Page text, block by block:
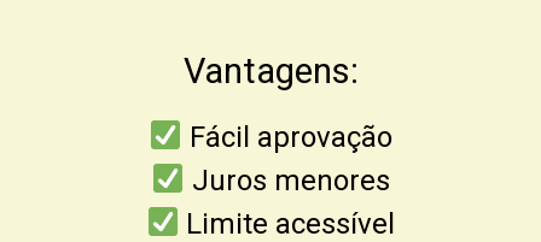
Vantagens:
Fácil aprovação
Juros menores
Limite acessível